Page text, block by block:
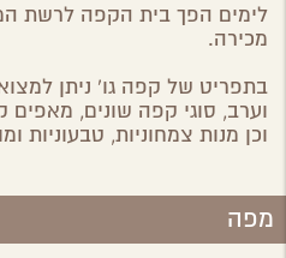
מכירה.
בתפריט של קפה גו' ניתן
וערב, סוגי קפה שונים, מאפים
וכן מנות צמחוניות, טבעוניות
מפה